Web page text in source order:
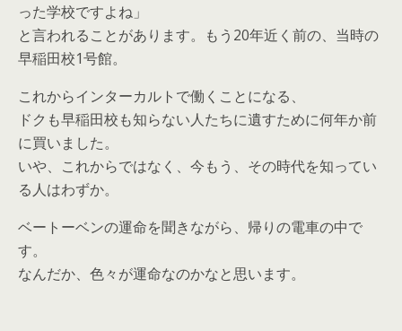
った学校ですよね」
と言われることがあります。もう20年近く前の、当時の
早稲田校1号館。
これからインターカルトで働くことになる、
ドクも早稲田校も知らない人たちに遺すために何年か前
に買いました。
いや、これからではなく、今もう、その時代を知ってい
る人はわずか。
ベートーベンの運命を聞きながら、帰りの電車の中で
す。
なんだか、色々が運命なのかなと思います。